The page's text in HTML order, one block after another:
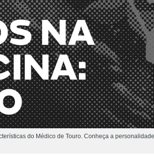
do Médico de Touro. Conheça a